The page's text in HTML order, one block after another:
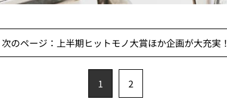
次のページ：上半期ヒットモノ大賞ほか企画が大充実！
1 2